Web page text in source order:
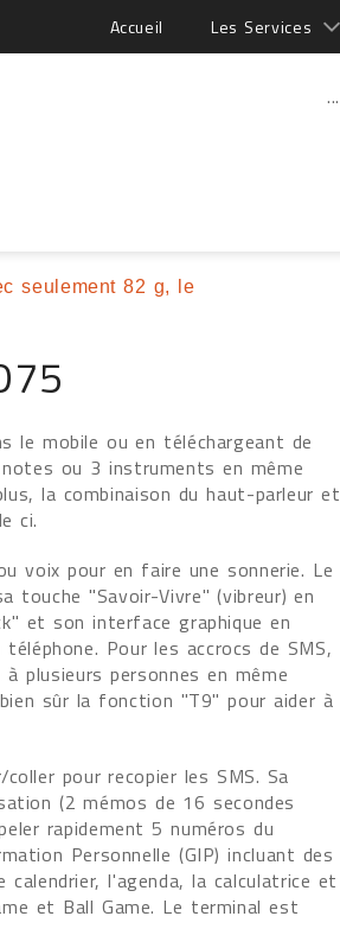
Accueil Les Services
...
seulement 82 g, le
le mobile ou en téléchargeant de
ou 3 instruments en même
la combinaison du haut-parleur et
ci.
voix pour en faire une sonnerie. Le
touche "Savoir-Vivre" (vibreur) en
et son interface graphique en
Pour les accrocs de SMS,
plusieurs personnes en même
sûr la fonction "T9" pour aider à
pour recopier les SMS. Sa
(2 mémos de 16 secondes
rapidement 5 numéros du
Personnelle (GIP) incluant des
l'agenda, la calculatrice et
et Ball Game. Le terminal est